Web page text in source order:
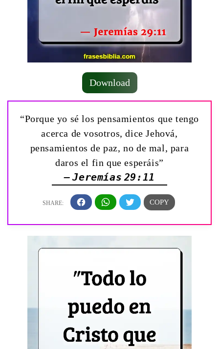
Download
“Porque yo sé los pensamientos que tengo
acerca de vosotros, dice Jehová,
pensamientos de paz, no de mal, para
daros el fin que esperáis”
— Jeremías 29:11